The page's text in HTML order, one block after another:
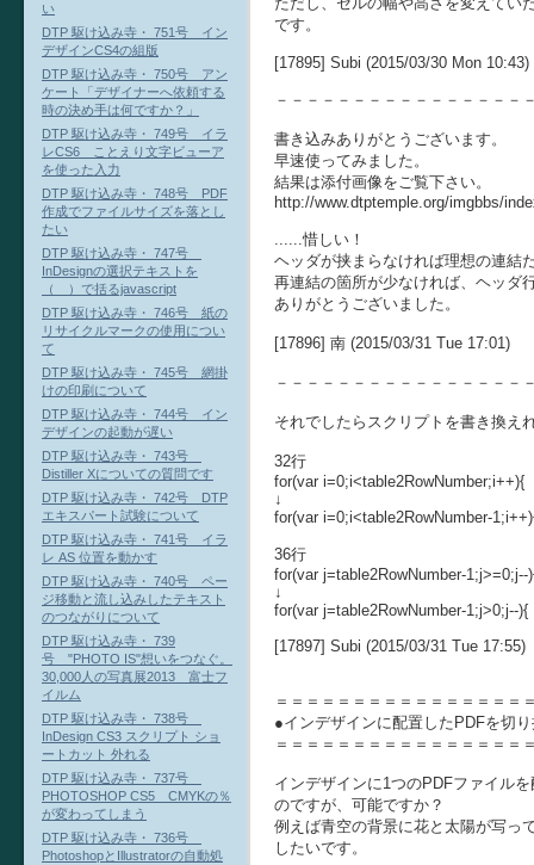
です。
[17895] Subi (2015/03/30 Mon 10:43)
－－－－－－－－－－－－－－－－
書き込みありがとうございます。
早速使ってみました。
結果は添付画像をご覧下さい。
http://www.dtptemple.org/imgbbs/
......惜しい！
ヘッダが挟まらなければ理想の連結
再連結の箇所が少なければ、ヘッダ
ありがとうございました。
[17896] 南 (2015/03/31 Tue 17:01)
－－－－－－－－－－－－－－－－
それでしたらスクリプトを書き換え
32行
for(var i=0;i<table2RowNumber;i++){
↓
for(var i=0;i<table2RowNumber-
36行
for(var j=table2RowNumber-1;j>=0;j--
↓
for(var j=table2RowNumber-1;j>0;j--){
[17897] Subi (2015/03/31 Tue 17:55)
＝＝＝＝＝＝＝＝＝＝＝＝＝＝＝＝
●インデザインに配置したPDFを切
＝＝＝＝＝＝＝＝＝＝＝＝＝＝＝＝
インデザインに1つのPDFファイル
のですが、可能ですか？
例えば青空の背景に花と太陽が写っ
したいです。
い
DTP 駆け込み寺・ 751号 イン
デザインCS4の組版
DTP 駆け込み寺・ 750号 アン
ケート「デザイナーへ依頼する
時の決め手は何ですか？」
DTP 駆け込み寺・ 749号 イラ
レCS6 ことえり文字ビューア
を使った入力
DTP 駆け込み寺・ 748号 PDF
作成でファイルサイズを落とし
たい
DTP 駆け込み寺・ 747号
InDesignの選択テキストを
（ ）で括るjavascript
DTP 駆け込み寺・ 746号 紙の
リサイクルマークの使用につい
て
DTP 駆け込み寺・ 745号 網掛
けの印刷について
DTP 駆け込み寺・ 744号 イン
デザインの起動が遅い
DTP 駆け込み寺・ 743号
Distiller Xについての質問です
DTP 駆け込み寺・ 742号 DTP
エキスパート試験について
DTP 駆け込み寺・ 741号 イラ
レ AS 位置を動かす
DTP 駆け込み寺・ 740号 ペー
ジ移動と流し込みしたテキスト
のつながりについて
DTP 駆け込み寺・ 739
号 "PHOTO IS"想いをつなぐ。
30,000人の写真展2013 富士フ
イルム
DTP 駆け込み寺・ 738号
InDesign CS3 スクリプト ショ
ートカット 外れる
DTP 駆け込み寺・ 737号
PHOTOSHOP CS5 CMYKの％
が変わってしまう
DTP 駆け込み寺・ 736号
PhotoshopとIllustratorの自動処